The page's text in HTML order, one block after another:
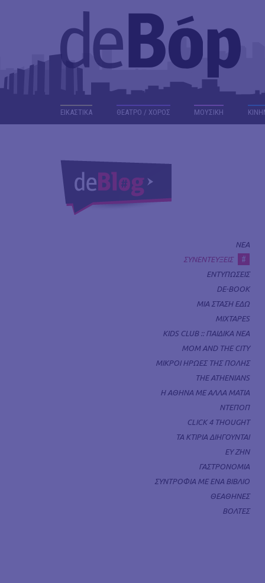
ΕΙΚΑΣΤΙΚΑ ΘΕΑΤΡΟ / ΧΟΡΟΣ ΜΟΥΣΙΚΗ
ΝΕΑ
ΣΥΝΕΝΤΕΥΞΕΙΣ
#
ΕΝΤΥΠΩΣΕΙΣ
DE-BOOK
ΜΙΑ ΣΤΑΣΗ ΕΔΩ
MIXTAPES
KIDS CLUB :: ΠΑΙΔΙΚΑ ΝΕΑ
MOM AND THE CITY
ΜΙΚΡΟΙ ΗΡΩΕΣ ΤΗΣ ΠΟΛΗΣ
THE ATHENIANS
Η ΑΘΗΝΑ ΜΕ ΑΛΛΑ ΜΑΤΙΑ
ΝΤΕΠΟΠ
CLICK 4 THOUGHT
ΤΑ ΚΤΙΡΙΑ ΔΙΗΓΟΥΝΤΑΙ
ΕΥ ΖΗΝ
ΓΑΣΤΡΟΝΟΜΙΑ
ΣΥΝΤΡΟΦΙΑ ΜΕ ΕΝΑ ΒΙΒΛΙΟ
ΘΕΑΘΗΝΕΣ
ΒΟΛΤΕΣ